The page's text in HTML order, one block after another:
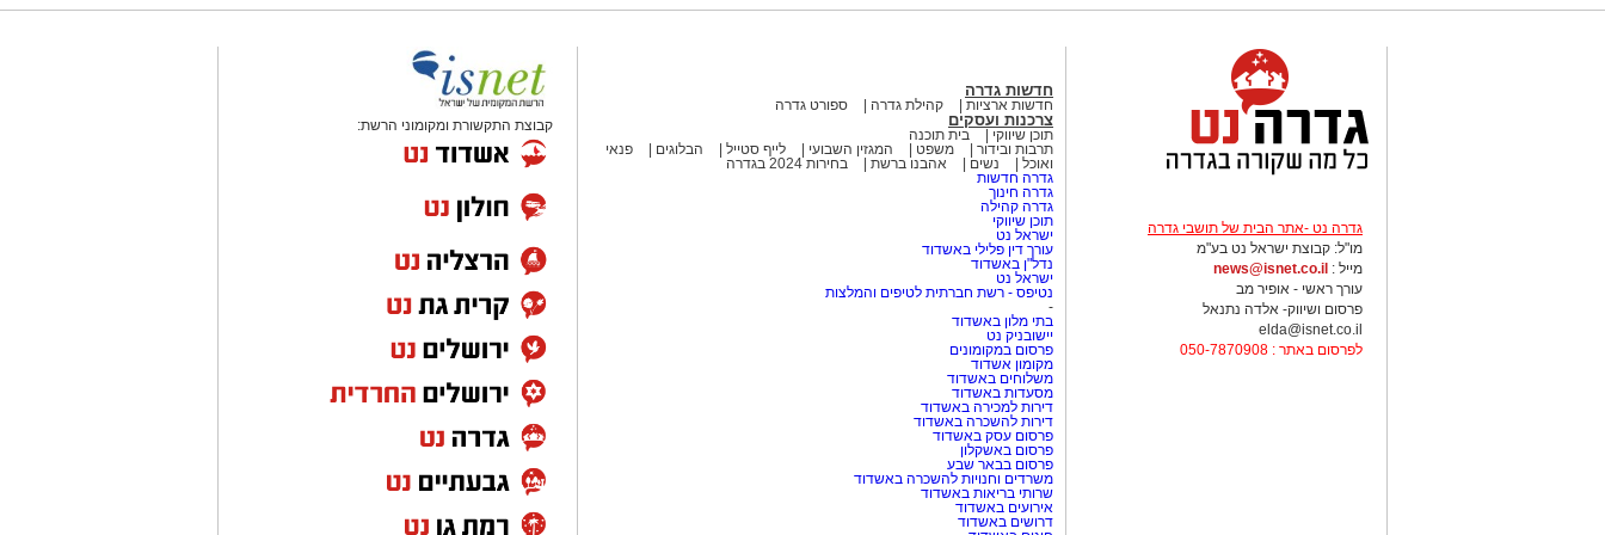
יש לכם מידע חשוב שטרם נחשף? צילומים מאירוע חדשותי? מצאתם טעות
בכתבה? נשמח שתשתפו אותנו
גדרה נט -אתר הבית של תושבי גדרה
מו"ל: קבוצת ישראל נט בע"מ
מייל : news@isnet.co.il
עורך ראשי - אופיר מב
פרסום ושיווק- אלדה נתנאל
elda@isnet.co.il
לפרסום באתר : 050-7870908
חדשות גדרה
חדשות ארציות קהילת גדרה ספורט גדרה
צרכנות ועסקים
תוכן שיווקי
בית תוכנה
תרבות ובידור
משפט המגזין השבועי לייף סטייל הבלוגים
פנאי
ואוכל
נשים אהבנו ברשת
בחירות 2024 בגדרה
גדרה חדשות
גדרה חינוך
גדרה קהילה
תוכן שיווקי
ישראל נט
עורך דין פלילי באשדוד
נדל"ן באשדוד
ישראל נט
נטיפס - רשת חברתית לטיפים והמלצות
-
בתי מלון באשדוד
יישובניק נט
פרסום במקומונים
מקומון אשדוד
משלוחים באשדוד
מסעדות באשדוד
דירות למכירה באשדוד
דירות להשכרה באשדוד
פרסום עסק באשדוד
פרסום באשקלון
פרסום בבאר שבע
משרדים וחנויות להשכרה באשדוד
שרותי בריאות באשדוד
אירועים באשדוד
דרושים באשדוד
קבוצת התקשורת ומקומוני הרשת: